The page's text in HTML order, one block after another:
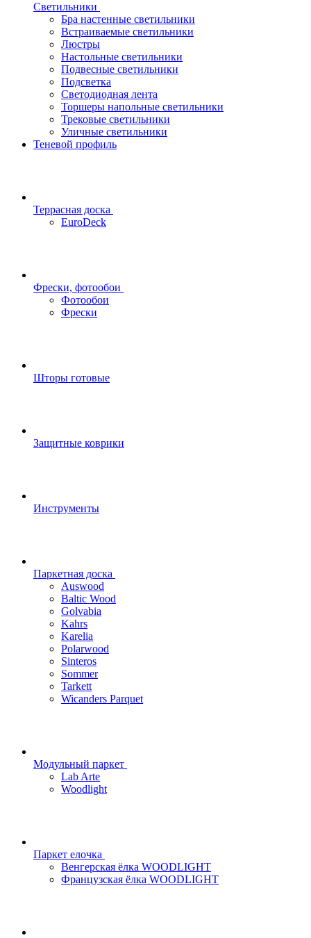
Светильники
Бра настенные светильники
Встраиваемые светильники
Люстры
Настольные светильники
Подвесные светильники
Подсветка
Светодиодная лента
Торшеры напольные светильники
Трековые светильники
Уличные светильники
Теневой профиль
Террасная доска
EuroDeck
Фрески, фотообои
Фотообои
Фрески
Шторы готовые
Защитные коврики
Инструменты
Паркетная доска
Auswood
Baltic Wood
Golvabia
Kahrs
Karelia
Polarwood
Sinteros
Sommer
Tarkett
Wicanders Parquet
Модульный паркет
Lab Arte
Woodlight
Паркет елочка
Венгерская ёлка WOODLIGHT
Французская ёлка WOODLIGHT